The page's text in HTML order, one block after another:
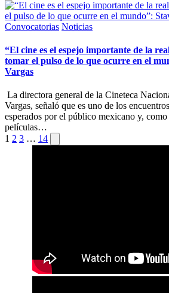
Publicada
Convocatorias Noticias
“El cine es el espejo importante de la
tomar el pulso de lo que ocurre en el
Vargas
La directora general de la Cineteca
Vargas, señaló que es uno de los
esperados por el público mexicano y, como
películas…
Paginación
1 2 3 … 14 Siguiente
página